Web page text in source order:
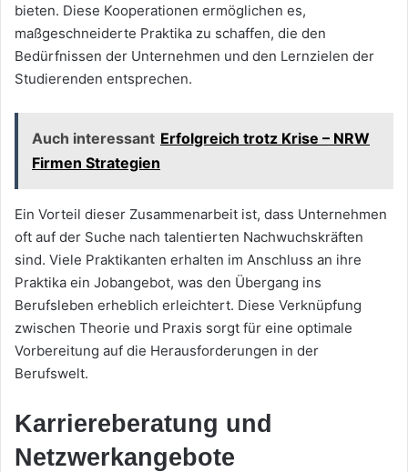
bieten. Diese Kooperationen ermöglichen es,
maßgeschneiderte Praktika zu schaffen, die den
Bedürfnissen der Unternehmen und den Lernzielen der
Studierenden entsprechen.
Auch interessant Erfolgreich trotz Krise – NRW
Firmen Strategien
Ein Vorteil dieser Zusammenarbeit ist, dass Unternehmen
oft auf der Suche nach talentierten Nachwuchskräften
sind. Viele Praktikanten erhalten im Anschluss an ihre
Praktika ein Jobangebot, was den Übergang ins
Berufsleben erheblich erleichtert. Diese Verknüpfung
zwischen Theorie und Praxis sorgt für eine optimale
Vorbereitung auf die Herausforderungen in der
Berufswelt.
Karriereberatung und
Netzwerkangebote